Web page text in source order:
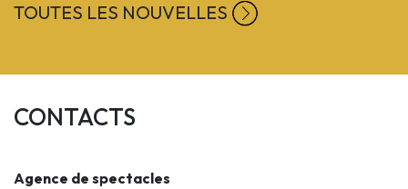
TOUTES LES NOUVELLES
CONTACTS
Agence de spectacles